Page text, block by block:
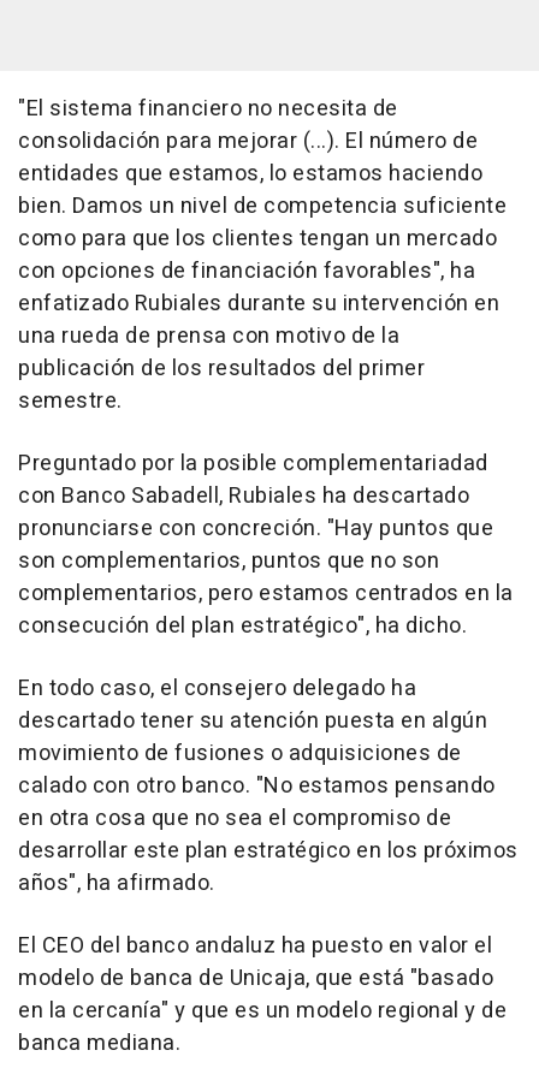
"El sistema financiero no necesita de
consolidación para mejorar (...). El número de
entidades que estamos, lo estamos haciendo
bien. Damos un nivel de competencia suficiente
como para que los clientes tengan un mercado
con opciones de financiación favorables", ha
enfatizado Rubiales durante su intervención en
una rueda de prensa con motivo de la
publicación de los resultados del primer
semestre.
Preguntado por la posible complementariadad
con Banco Sabadell, Rubiales ha descartado
pronunciarse con concreción. "Hay puntos que
son complementarios, puntos que no son
complementarios, pero estamos centrados en la
consecución del plan estratégico", ha dicho.
En todo caso, el consejero delegado ha
descartado tener su atención puesta en algún
movimiento de fusiones o adquisiciones de
calado con otro banco. "No estamos pensando
en otra cosa que no sea el compromiso de
desarrollar este plan estratégico en los próximos
años", ha afirmado.
El CEO del banco andaluz ha puesto en valor el
modelo de banca de Unicaja, que está "basado
en la cercanía" y que es un modelo regional y de
banca mediana.